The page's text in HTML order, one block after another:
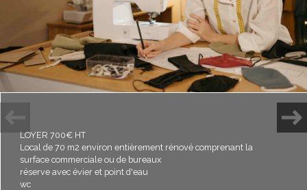
Plus de
DÉTAILS
LE QUARTIER
LOYER 700€ HT
Local de 70 m2 environ entièrement rénové comprenant la
surface commerciale ou de bureaux
réserve avec évier et point d'eau
wc